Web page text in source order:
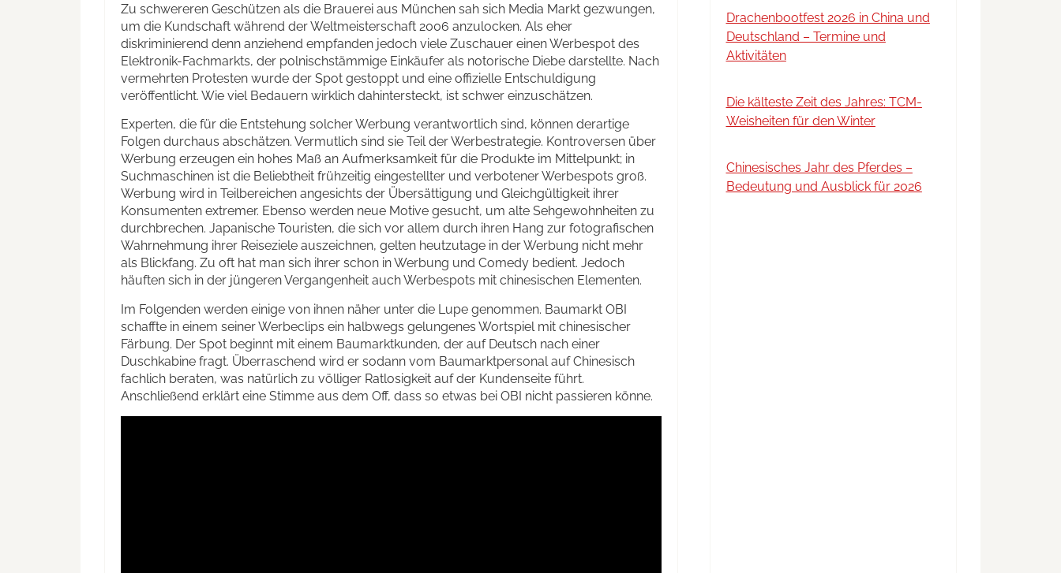
Zu schwereren Geschützen als die Brauerei aus München sah sich Media Markt gezwungen,
um die Kundschaft während der Weltmeisterschaft 2006 anzulocken. Als eher
diskriminierend denn anziehend empfanden jedoch viele Zuschauer einen Werbespot des
Elektronik-Fachmarkts, der polnischstämmige Einkäufer als notorische Diebe darstellte. Nach
vermehrten Protesten wurde der Spot gestoppt und eine offizielle Entschuldigung
veröffentlicht. Wie viel Bedauern wirklich dahintersteckt, ist schwer einzuschätzen.
Experten, die für die Entstehung solcher Werbung verantwortlich sind, können derartige
Folgen durchaus abschätzen. Vermutlich sind sie Teil der Werbestrategie. Kontroversen über
Werbung erzeugen ein hohes Maß an Aufmerksamkeit für die Produkte im Mittelpunkt; in
Suchmaschinen ist die Beliebtheit frühzeitig eingestellter und verbotener Werbespots groß.
Werbung wird in Teilbereichen angesichts der Übersättigung und Gleichgültigkeit ihrer
Konsumenten extremer. Ebenso werden neue Motive gesucht, um alte Sehgewohnheiten zu
durchbrechen. Japanische Touristen, die sich vor allem durch ihren Hang zur fotografischen
Wahrnehmung ihrer Reiseziele auszeichnen, gelten heutzutage in der Werbung nicht mehr
als Blickfang. Zu oft hat man sich ihrer schon in Werbung und Comedy bedient. Jedoch
häuften sich in der jüngeren Vergangenheit auch Werbespots mit chinesischen Elementen.
Im Folgenden werden einige von ihnen näher unter die Lupe genommen. Baumarkt OBI
schaffte in einem seiner Werbeclips ein halbwegs gelungenes Wortspiel mit chinesischer
Färbung. Der Spot beginnt mit einem Baumarktkunden, der auf Deutsch nach einer
Duschkabine fragt. Überraschend wird er sodann vom Baumarktpersonal auf Chinesisch
fachlich beraten, was natürlich zu völliger Ratlosigkeit auf der Kundenseite führt.
Anschließend erklärt eine Stimme aus dem Off, dass so etwas bei OBI nicht passieren könne.
Drachenbootfest 2026 in China und
Deutschland – Termine und
Aktivitäten
Die kälteste Zeit des Jahres: TCM-
Weisheiten für den Winter
Chinesisches Jahr des Pferdes –
Bedeutung und Ausblick für 2026